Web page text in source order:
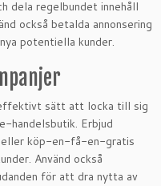
dela regelbundet innehåll
också betalda annonsering
potentiella kunder.
sätt att locka till sig
handelsbutik. Erbjud
köp-en-få-en-gratis
Använd också
för att dra nytta av